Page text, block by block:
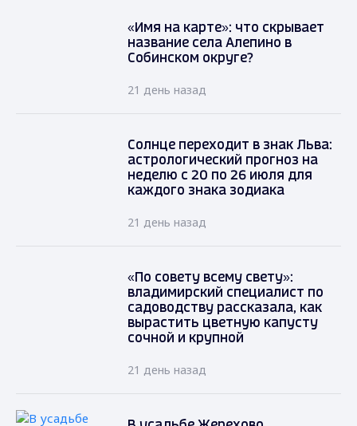
«Имя на карте»: что скрывает
название села Алепино в
Собинском округе?
21 день назад
Солнце переходит в знак Льва:
астрологический прогноз на
неделю с 20 по 26 июля для
каждого знака зодиака
21 день назад
«По совету всему свету»:
владимирский специалист по
садоводству рассказала, как
вырастить цветную капусту
сочной и крупной
21 день назад